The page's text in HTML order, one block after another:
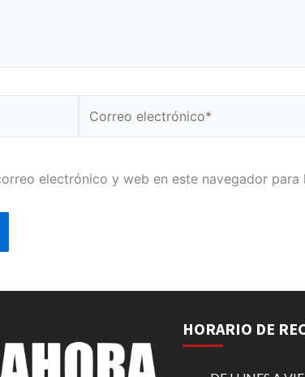
electrónico*
electrónico y web en este navegador
HORARIO DE